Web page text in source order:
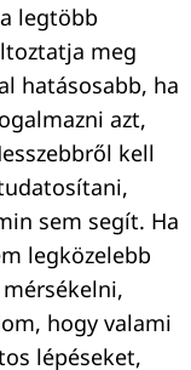
legtöbb
meg
hatásosabb, ha
azt,
kell
sem segít. Ha
legközelebb
hogy valami
lépéseket,